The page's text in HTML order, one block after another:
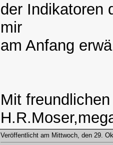
der Indikatoren
mir
am Anfang
Mit
Veröffentlicht am Mittwoch, den 29.